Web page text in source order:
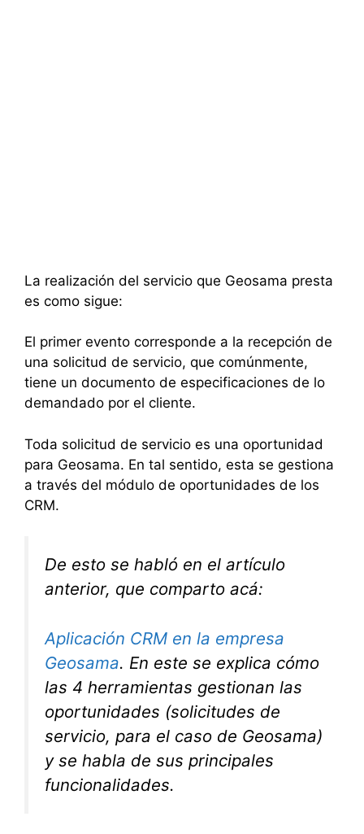
La realización del servicio que Geosama presta
es como sigue:
El primer evento corresponde a la recepción de
una solicitud de servicio, que comúnmente,
tiene un documento de especificaciones de lo
demandado por el cliente.
Toda solicitud de servicio es una oportunidad
para Geosama. En tal sentido, esta se gestiona
a través del módulo de oportunidades de los
CRM.
De esto se habló en el artículo
anterior, que comparto acá:
Aplicación CRM en la empresa
Geosama. En este se explica cómo
las 4 herramientas gestionan las
oportunidades (solicitudes de
servicio, para el caso de Geosama)
y se habla de sus principales
funcionalidades.